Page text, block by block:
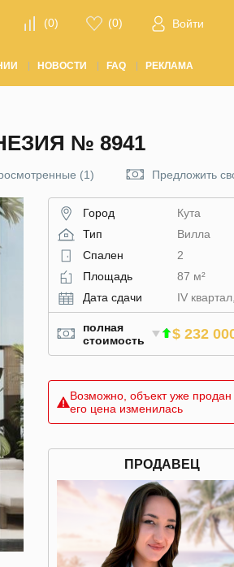
(0) (0) Войти
НОВОСТИ FAQ РЕКЛАМА
№ 8941
(1) Предложить
Город
Кута
Тип
Вилла
Спален
2
Площадь
87 м²
Дата сдачи
IV
полная
стоимость
$ 232
Возможно, объект уже продан
его цена изменилась
ПРОДАВЕЦ